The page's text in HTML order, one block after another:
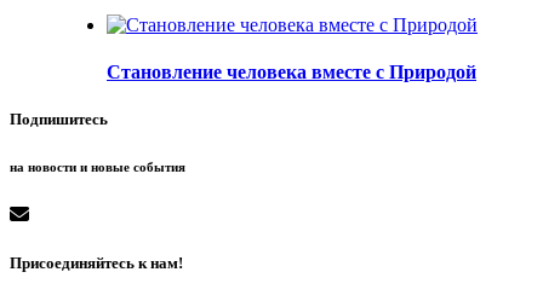
Становление человека вместе с Природой
Подпишитесь
на новости и новые события
Присоединяйтесь к нам!